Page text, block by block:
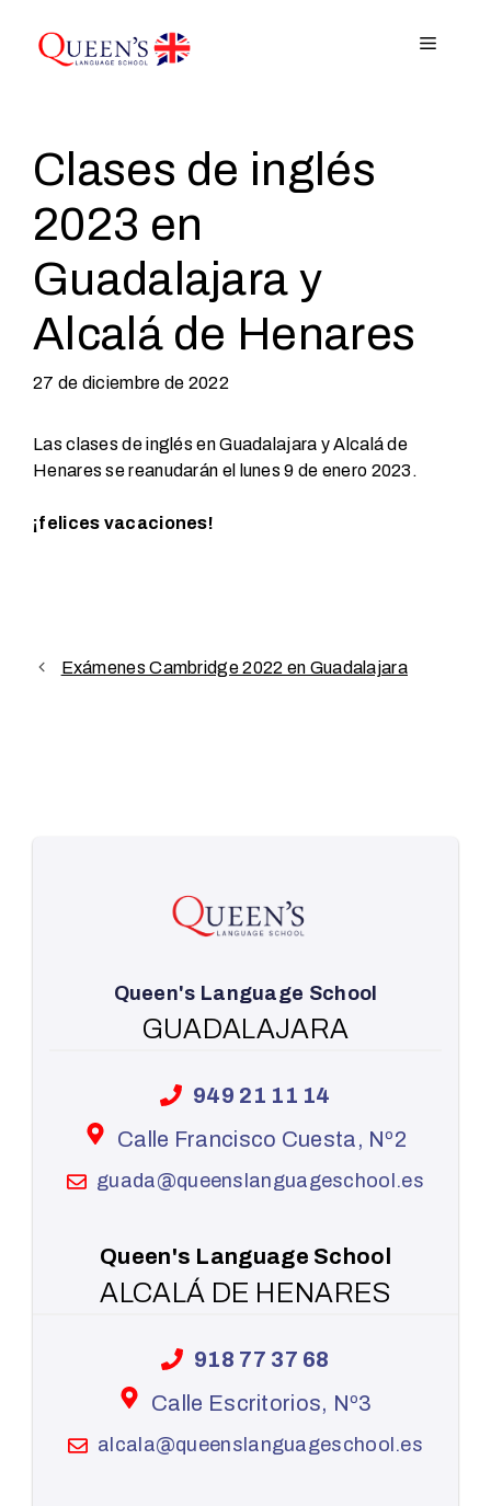
contenido
Menú
Clases de inglés
2023 en
Guadalajara y
Alcalá de Henares
27 de diciembre de 2022
Las clases de inglés en Guadalajara y Alcalá de
Henares se reanudarán el lunes 9 de enero 2023.
¡felices vacaciones!
Exámenes Cambridge 2022 en Guadalajara
Queen's Language School
GUADALAJARA
949 21 11 14
Calle Francisco Cuesta, Nº2
guada@queenslanguageschool.es
Queen's Language School
ALCALÁ DE HENARES
918 77 37 68
Calle Escritorios, Nº3
alcala@queenslanguageschool.es